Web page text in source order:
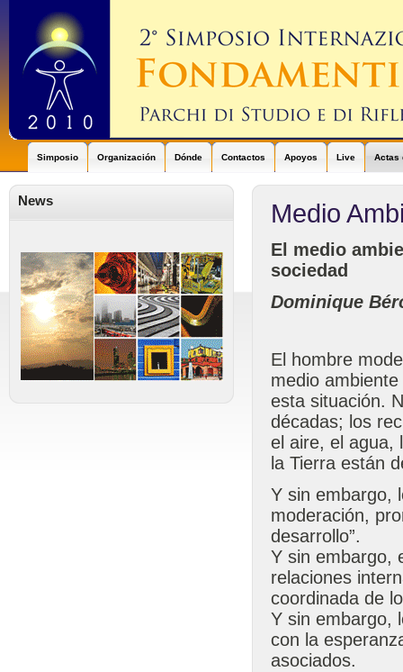
Simposio Organización Dónde Contactos Apoyos Live Actas
News Medio
El medio
sociedad
Dominique
El hombre
medio
esta situación.
décadas; los
el aire, el agua,
la Tierra están
Y sin embargo,
moderación,
desarrollo”.
Y sin embargo,
relaciones
coordinada de
Y sin embargo,
con la
asociados.